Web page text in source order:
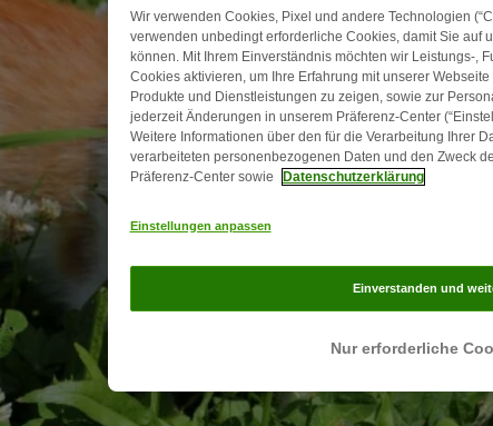
Wir verwenden Cookies, Pixel und andere Technologien
verwenden unbedingt erforderliche Cookies, damit Sie auf
können. Mit Ihrem Einverständnis möchten wir Leistungs-,
Cookies aktivieren, um Ihre Erfahrung mit unserer
Produkte und Dienstleistungen zu zeigen, sowie zur
jederzeit Änderungen in unserem Präferenz-Center
Weitere Informationen über den für die Verarbeitung Ihrer
verarbeiteten personenbezogenen Daten und den Zweck
Präferenz-Center sowie
Datenschutzerklärung
Einstellungen anpassen
Nur erforderliche
Einverstanden und